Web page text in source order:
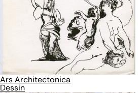
Ars Architectonica
Dessin